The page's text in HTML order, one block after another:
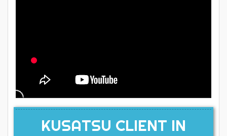
KUSATSU CLIENT IN